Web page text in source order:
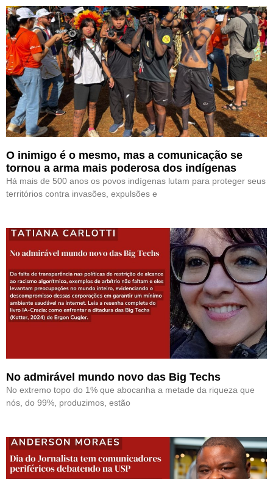
O inimigo é o mesmo, mas a comunicação se
tornou a arma mais poderosa dos indígenas
Há mais de 500 anos os povos indígenas lutam para proteger seus
territórios contra invasões, expulsões e
No admirável mundo novo das Big Techs
No extremo topo do 1% que abocanha a metade da riqueza que
nós, do 99%, produzimos, estão